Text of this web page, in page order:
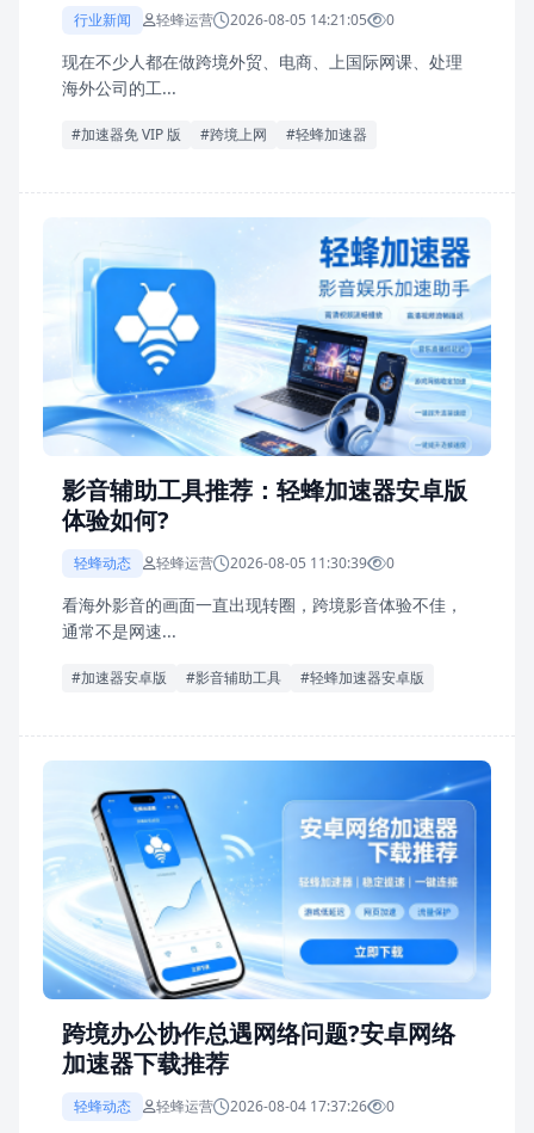
行业新闻 轻蜂运营 2026-08-05 14:21:05 0
现在不少人都在做跨境外贸、电商、上国际网课、处理
海外公司的工...
#加速器免 VIP 版 #跨境上网 #轻蜂加速器
影音辅助工具推荐：轻蜂加速器安卓版
体验如何?
轻蜂动态 轻蜂运营 2026-08-05 11:30:39 0
看海外影音的画面一直出现转圈，跨境影音体验不佳，
通常不是网速...
#加速器安卓版 #影音辅助工具 #轻蜂加速器安卓版
跨境办公协作总遇网络问题?安卓网络
加速器下载推荐
轻蜂动态 轻蜂运营 2026-08-04 17:37:26 0